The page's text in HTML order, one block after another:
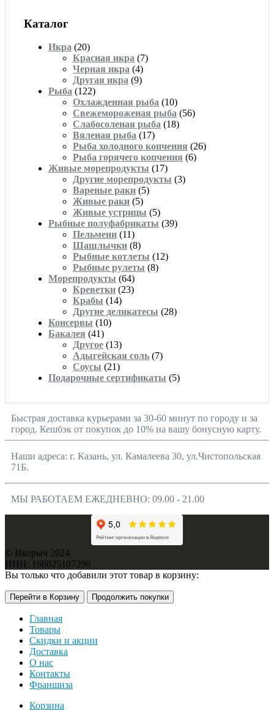
Каталог
Икра (20)
Красная икра (7)
Черная икра (4)
Другая икра (9)
Рыба (122)
Охлажденная рыба (10)
Свежемороженая рыба (56)
Слабосоленая рыба (18)
Вяленая рыба (17)
Рыба холодного копчения (26)
Рыба горячего копчения (6)
Живые морепродукты (17)
Другие морепродукты (3)
Вареные раки (5)
Живые раки (5)
Живые устрицы (5)
Рыбные полуфабрикаты (39)
Пельмени (11)
Шашлычки (8)
Рыбные котлеты (12)
Рыбные рулеты (8)
Морепродукты (64)
Креветки (23)
Крабы (14)
Другие деликатесы (28)
Консервы (10)
Бакалея (41)
Другое (13)
Адыгейская соль (7)
Соусы (21)
Подарочные сертификаты (5)
Быстрая доставка курьерами за 30-60 минут по городу и за
город. Кешбэк от покупок до 10% на вашу бонусную карту.
Наши адреса: г. Казань, ул. Камалеева 30, ул.Чистопольская
71Б.
МЫ РАБОТАЕМ ЕЖЕДНЕВНО: 09.00 - 21.00
© Икорыч 2024
ИНН: 166025107290
Вы только что добавили этот товар в корзину:
Перейти в Корзину Продолжить покупки
Главная
Товары
Скидки и акции
Доставка
О нас
Контакты
Франшиза
Корзина